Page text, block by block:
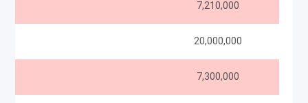
7,210,000
20,000,000
7,300,000